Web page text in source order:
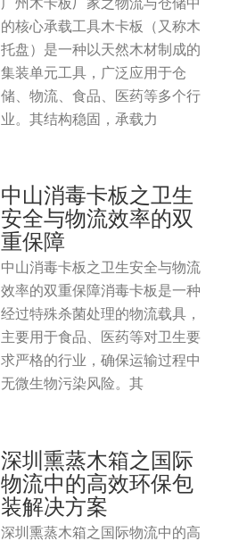
的核心承载工具木卡板（又称木
托盘）是一种以天然木材制成的
集装单元工具，广泛应用于仓
储、物流、食品、医药等多个行
业。其结构稳固，承载力
中山消毒卡板之卫生
安全与物流效率的双
重保障
中山消毒卡板之卫生安全与物流
效率的双重保障消毒卡板是一种
经过特殊杀菌处理的物流载具，
主要用于食品、医药等对卫生要
求严格的行业，确保运输过程中
无微生物污染风险。其
深圳熏蒸木箱之国际
物流中的高效环保包
装解决方案
深圳熏蒸木箱之国际物流中的高